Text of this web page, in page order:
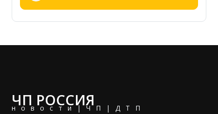
ЧП РОССИЯ
новости|ЧП|ДТП